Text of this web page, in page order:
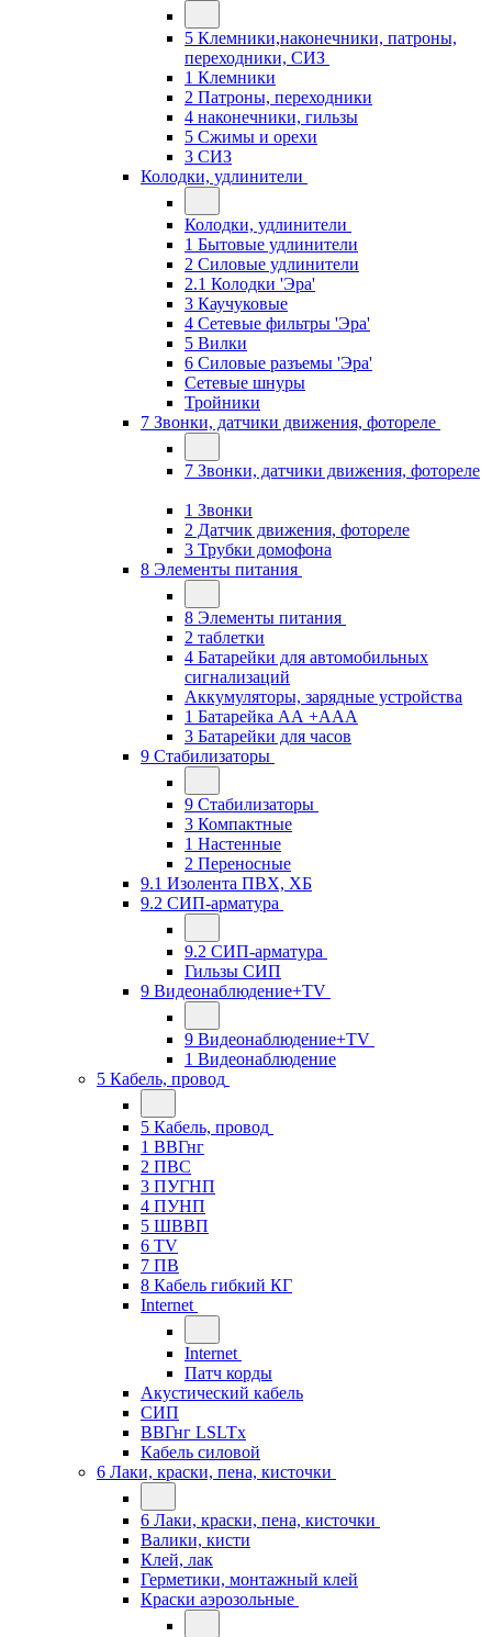
5 Клемники,наконечники, патроны,
переходники, СИЗ
1 Клемники
2 Патроны, переходники
4 наконечники, гильзы
5 Сжимы и орехи
3 СИЗ
Колодки, удлинители
Колодки, удлинители
1 Бытовые удлинители
2 Силовые удлинители
2.1 Колодки 'Эра'
3 Каучуковые
4 Сетевые фильтры 'Эра'
5 Вилки
6 Силовые разъемы 'Эра'
Сетевые шнуры
Тройники
7 Звонки, датчики движения, фотореле
7 Звонки, датчики движения, фотореле
1 Звонки
2 Датчик движения, фотореле
3 Трубки домофона
8 Элементы питания
8 Элементы питания
2 таблетки
4 Батарейки для автомобильных
сигнализаций
Аккумуляторы, зарядные устройства
1 Батарейка АА +ААА
3 Батарейки для часов
9 Стабилизаторы
9 Стабилизаторы
3 Компактные
1 Настенные
2 Переносные
9.1 Изолента ПВХ, ХБ
9.2 СИП-арматура
9.2 СИП-арматура
Гильзы СИП
9 Видеонаблюдение+TV
9 Видеонаблюдение+TV
1 Видеонаблюдение
5 Кабель, провод
5 Кабель, провод
1 ВВГнг
2 ПВС
3 ПУГНП
4 ПУНП
5 ШВВП
6 TV
7 ПВ
8 Кабель гибкий КГ
Internet
Internet
Патч корды
Акустический кабель
СИП
ВВГнг LSLTx
Кабель силовой
6 Лаки, краски, пена, кисточки
6 Лаки, краски, пена, кисточки
Валики, кисти
Клей, лак
Герметики, монтажный клей
Краски аэрозольные